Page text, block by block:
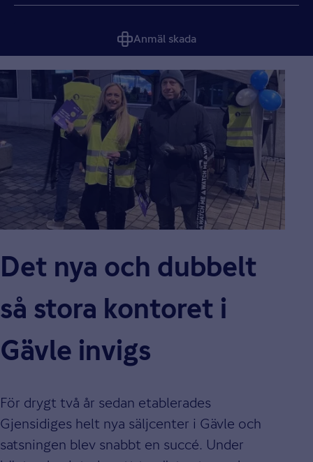
Anmäl skada
Det nya och dubbelt
så stora kontoret i
Gävle invigs
För drygt två år sedan etablerades
Gjensidiges helt nya säljcenter i Gävle och
satsningen blev snabbt en succé. Under